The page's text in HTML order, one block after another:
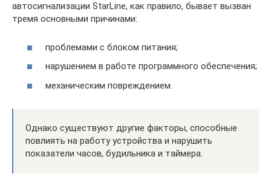
автосигнализации StarLine, как правило, бывает вызван
тремя основными причинами:
проблемами с блоком питания;
нарушением в работе программного обеспечения;
механическим повреждением.
Однако существуют другие факторы, способные
повлиять на работу устройства и нарушить
показатели часов, будильника и таймера.